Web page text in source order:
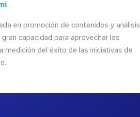
en promoción de contenidos y análisis
capacidad para aprovechar los
medición del éxito de las iniciativas de